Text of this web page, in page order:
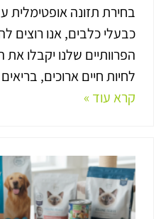
בחירת תזונה אופטימלית
כבעלי כלבים, אנו רוצים
הפרוותיים שלנו יקבלו את
לחיות חיים ארוכים, בריאים
קרא עוד »